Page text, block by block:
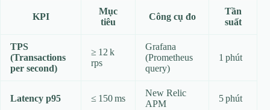
KPI
Mục
tiêu
Công cụ đo
Tần
suất
TPS
(Transactions
per second)
≥ 12 k
rps
Grafana
(Prometheus
query)
1 phút
Latency p95 ≤ 150 ms
New Relic
APM
5 phút